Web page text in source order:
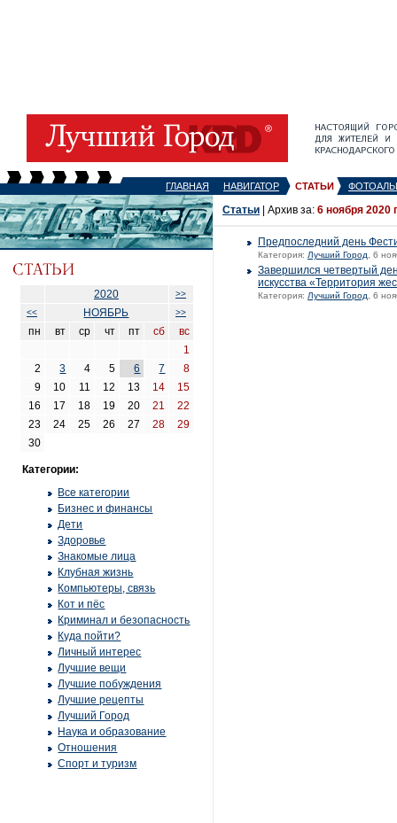
ГЛАВНАЯ НАВИГАТОР СТАТЬИ
2020
>>
<<
НОЯБРЬ >>
пн вт ср чт пт сб
вс
1
2
3 4 5 6 7
8
9
10 11 12 13 14
15
16
17 18 19 20 21
22
23
24 25 26 27 28
29
30
Категории:
Все категории
Бизнес и финансы
Дети
Здоровье
Знакомые лица
Клубная жизнь
Компьютеры, связь
Кот и пёс
Криминал и безопасность
Куда пойти?
Личный интерес
Лучшие вещи
Лучшие побуждения
Лучшие рецепты
Лучший Город
Наука и образование
Отношения
Спорт и туризм
Статьи | Архив за: 6 ноября 2020
Предпоследний день
Категория: Лучший Город , 6
Завершился четвертый
искусства «Территория
Категория: Лучший Город , 6